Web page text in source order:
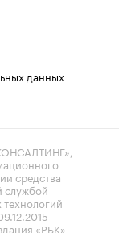
данных
средства
службой
«РБК»